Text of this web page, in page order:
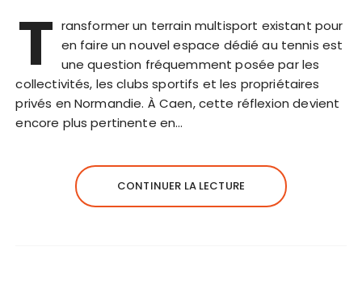
T ransformer un terrain multisport existant pour
en faire un nouvel espace dédié au tennis est
une question fréquemment posée par les
collectivités, les clubs sportifs et les propriétaires
privés en Normandie. À Caen, cette réflexion devient
encore plus pertinente en…
CONTINUER LA LECTURE